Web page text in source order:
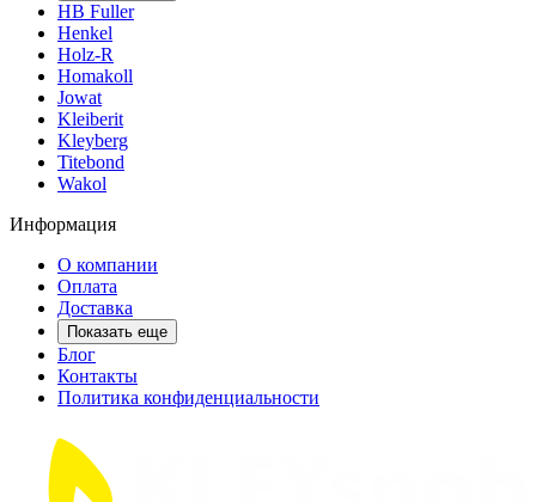
HB Fuller
Henkel
Holz-R
Homakoll
Jowat
Kleiberit
Kleyberg
Titebond
Wakol
Информация
О компании
Оплата
Доставка
Показать еще
Блог
Контакты
Политика конфиденциальности